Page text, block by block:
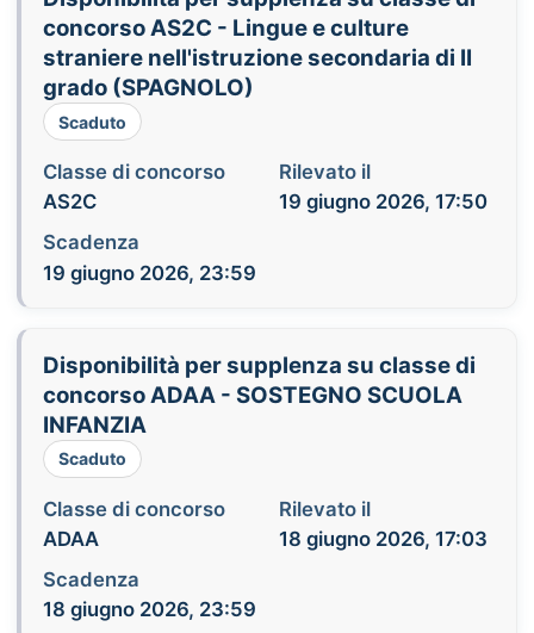
concorso AS2C - Lingue e culture
straniere nell'istruzione secondaria di II
grado (SPAGNOLO)
Scaduto
Classe di concorso
AS2C
Rilevato il
19 giugno 2026, 17:50
Scadenza
19 giugno 2026, 23:59
Disponibilità per supplenza su classe di
concorso ADAA - SOSTEGNO SCUOLA
INFANZIA
Scaduto
Classe di concorso
ADAA
Rilevato il
18 giugno 2026, 17:03
Scadenza
18 giugno 2026, 23:59